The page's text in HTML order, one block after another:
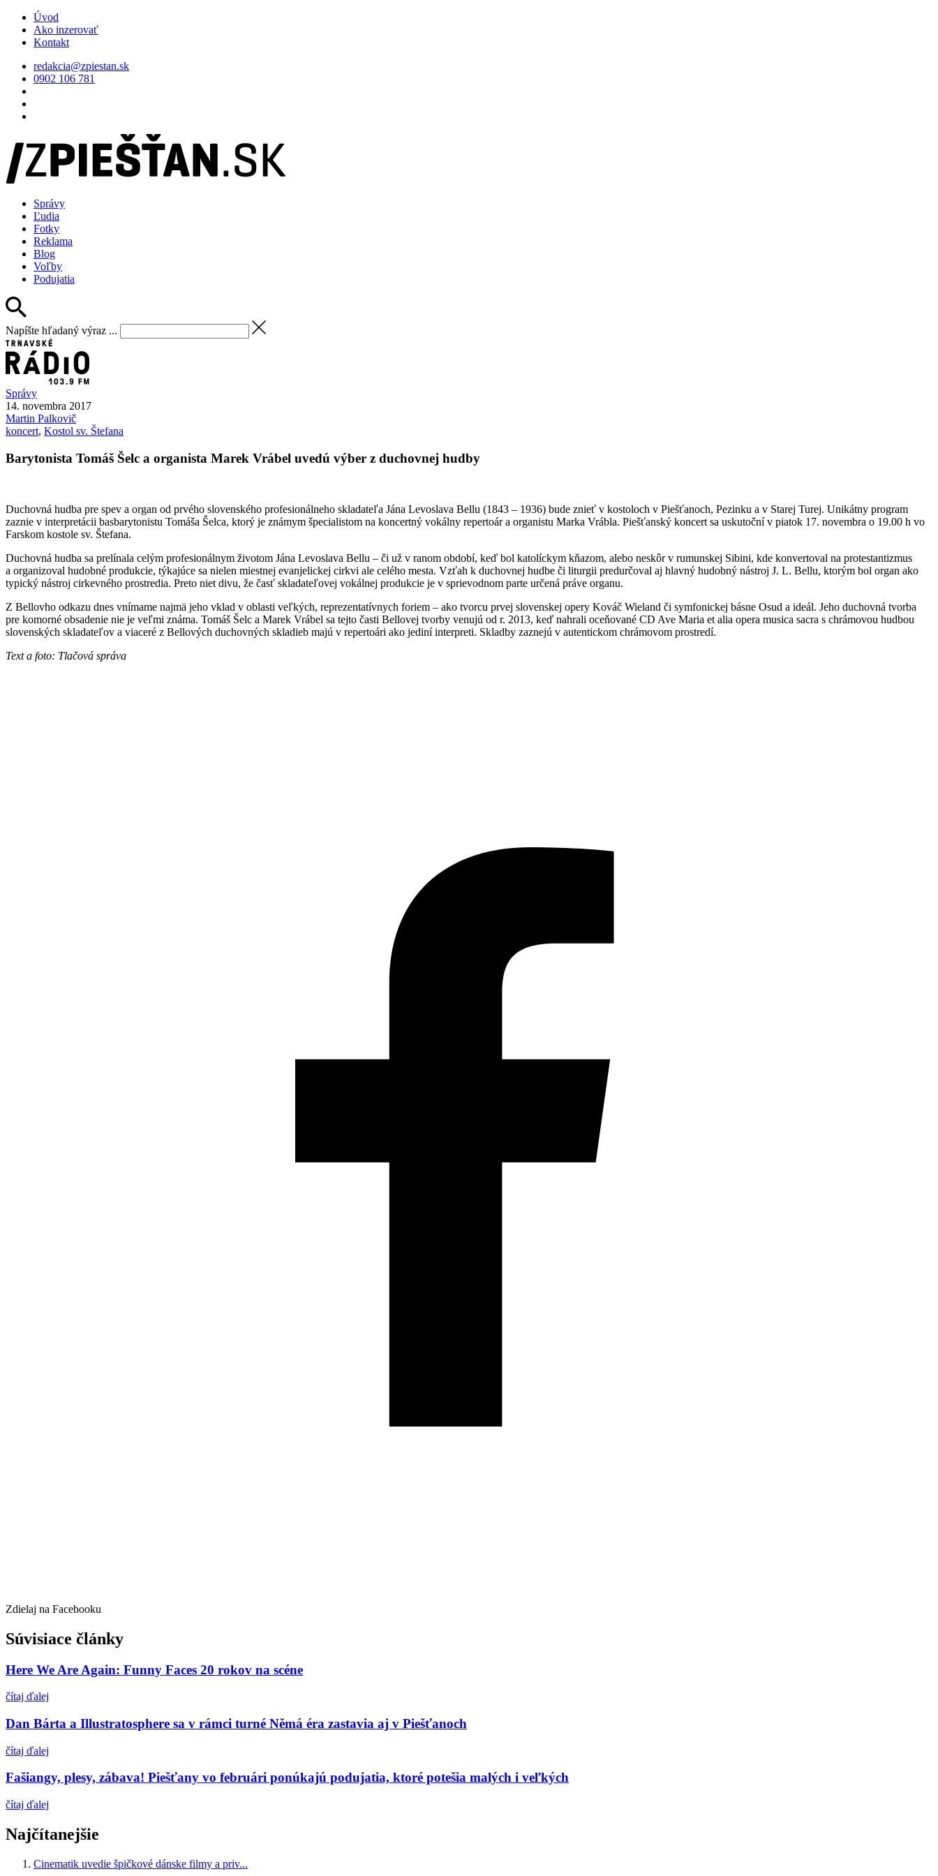
Úvod
Ako inzerovať
Kontakt
redakcia@zpiestan.sk
0902 106 781
Správy
Ľudia
Fotky
Reklama
Blog
Voľby
Podujatia
Napíšte hľadaný výraz ...
Správy
14. novembra 2017
Martin Palkovič
koncert, Kostol sv. Štefana
Barytonista Tomáš Šelc a organista Marek Vrábel uvedú výber z duchovnej hudby
Duchovná hudba pre spev a organ od prvého slovenského profesionálneho skladateľa Jána Levoslava Bellu (1843 – 1936) bude znieť v kostoloch v Piešťanoch, Pezinku a v Starej Turej. Unikátny program
zaznie v interpretácii basbarytonistu Tomáša Šelca, ktorý je známym špecialistom na koncertný vokálny repertoár a organistu Marka Vrábla. Piešťanský koncert sa uskutoční v piatok 17. novembra o 19.00 h vo
Farskom kostole sv. Štefana.
Duchovná hudba sa prelínala celým profesionálnym životom Jána Levoslava Bellu – či už v ranom období, keď bol katolíckym kňazom, alebo neskôr v rumunskej Sibini, kde konvertoval na protestantizmus
a organizoval hudobné produkcie, týkajúce sa nielen miestnej evanjelickej cirkvi ale celého mesta. Vzťah k duchovnej hudbe či liturgii predurčoval aj hlavný hudobný nástroj J. L. Bellu, ktorým bol organ ako
typický nástroj cirkevného prostredia. Preto niet divu, že časť skladateľovej vokálnej produkcie je v sprievodnom parte určená práve organu.
Z Bellovho odkazu dnes vnímame najmä jeho vklad v oblasti veľkých, reprezentatívnych foriem – ako tvorcu prvej slovenskej opery Kováč Wieland či symfonickej básne Osud a ideál. Jeho duchovná tvorba
pre komorné obsadenie nie je veľmi známa. Tomáš Šelc a Marek Vrábel sa tejto časti Bellovej tvorby venujú od r. 2013, keď nahrali oceňované CD Ave Maria et alia opera musica sacra s chrámovou hudbou
slovenských skladateľov a viaceré z Bellových duchovných skladieb majú v repertoári ako jediní interpreti. Skladby zaznejú v autentickom chrámovom prostredí.
Text a foto: Tlačová správa
Zdielaj na Facebooku
Súvisiace články
Here We Are Again: Funny Faces 20 rokov na scéne
čítaj ďalej
Dan Bárta a Illustratosphere sa v rámci turné Němá éra zastavia aj v Piešťanoch
čítaj ďalej
Fašiangy, plesy, zábava! Piešťany vo februári ponúkajú podujatia, ktoré potešia malých i veľkých
čítaj ďalej
Najčítanejšie
Cinematik uvedie špičkové dánske filmy a priv...